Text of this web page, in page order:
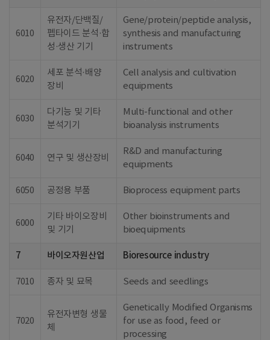
6010
유전자/단백질/
펩타이드 분석·합
성·생산 기기
Gene/protein/peptide analysis,
synthesis and manufacturing
instruments
6020
세포 분석·배양
장비
Cell analysis and cultivation
equipments
6030
다기능 및 기타
분석기기
Multi-functional and other
bioanalysis instruments
6040 연구 및 생산장비
R&D and manufacturing
equipments
6050 공정용 부품 Bioprocess equipment parts
6000
기타 바이오장비
및 기기
Other bioinstruments and
bioequipments
7 바이오자원산업 Bioresource industry
7010 종자 및 묘목 Seeds and seedlings
7020
유전자변형 생물
체
Genetically Modified Organisms
for use as food, feed or
processing